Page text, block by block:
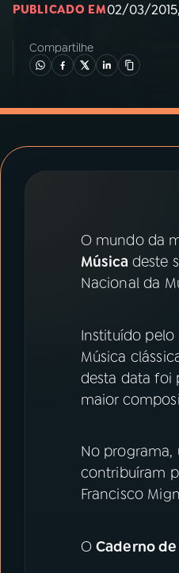
03PROGRAMAÇÃO
04PROGRAMAS
PRÊMIO RÁDIO MEC
ACOMPANHE A RÁDIO MEC
Instagram
PUBLICADO EM02/03/
Compartilhe
O mundo da
Música deste
Nacional da
Instituído pelo
Música
desta data foi
maior
No
contribuíram
Francisco
O Caderno